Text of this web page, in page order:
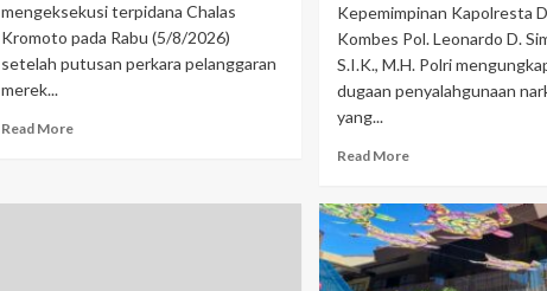
mengeksekusi terpidana Chalas
Kromoto pada Rabu (5/8/2026)
setelah putusan perkara pelanggaran
merek...
Read More
Kepemimpinan Kapolresta
Kombes Pol. Leonardo D.
S.I.K., M.H. Polri
dugaan penyalahgunaan
yang...
Read More